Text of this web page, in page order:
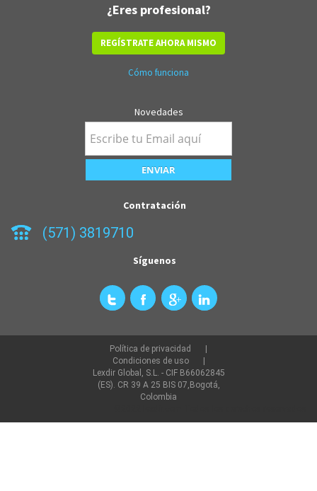
¿Eres profesional?
REGÍSTRATE AHORA MISMO
Cómo funciona
Novedades
Contratación
(571) 3819710
Síguenos
Política de privacidad
Condiciones de uso
Lexdir Global, S.L. - CIF B66062845
(ES). CR 39 A 25 BIS 07,Bogotá,
Colombia